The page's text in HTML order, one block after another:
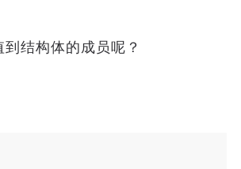
结构体的成员呢？